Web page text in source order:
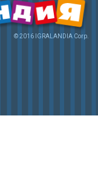
© 2016 IGRALANDIA Corp.